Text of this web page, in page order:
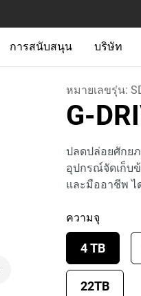
การสนับสนุน บริษัท
หมายเลขรุ่น:
G-
ปลดปล่อยศักย
อุปกรณ์จัดเก็บข้
และมืออาชีพ ไ
ความจุ
4 TB
22TB